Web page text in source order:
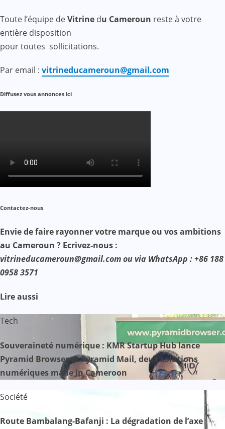
Toute l’équipe deVitrine du Cameroun reste à votre
entière disposition
pour toutes sollicitations.
Par email : vitrineducameroun@gmail.com
Diffusez vous annonces ici
Contactez-nous
Envie de faire rayonner votre marque ou vos ambitions
au Cameroun ? Ecrivez-nous :
vitrineducameroun@gmail.com ou via WhatsApp : +86 188
0958 3571
Lire aussi
Tech
Souveraineté numérique : KMR Startup Hub lance
Pyramid Browser et Pyramid Mail, deux solutions
numériques made in Cameroon
Société
Route Bambalang-Bafanji : La dégradation de l’axe